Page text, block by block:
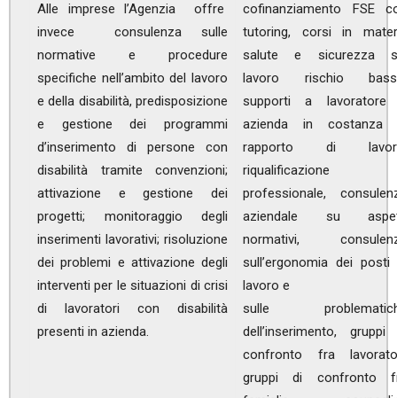
Alle imprese l’Agenzia offre
invece consulenza sulle
normative e procedure
specifiche nell’ambito del lavoro
e della disabilità, predisposizione
e gestione dei programmi
d’inserimento di persone con
disabilità tramite convenzioni;
attivazione e gestione dei
progetti; monitoraggio degli
inserimenti lavorativi; risoluzione
dei problemi e attivazione degli
interventi per le situazioni di crisi
di lavoratori con disabilità
presenti in azienda.
cofinanziamento FSE
tutoring, corsi in
salute e sicurezza
lavoro rischio
supporti a lavoratore
azienda in costanza
rapporto di
riqualificazione
professionale,
aziendale su
normativi,
sull’ergonomia dei posti
lavoro e
sulle
dell’inserimento, gruppi
confronto fra
gruppi di confronto